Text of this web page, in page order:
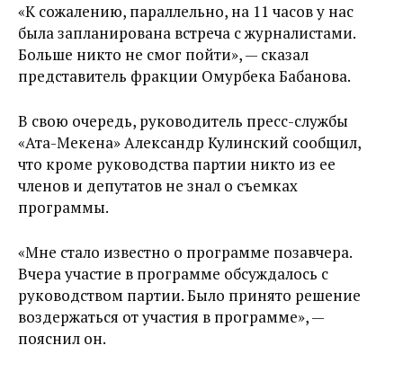
«К сожалению, параллельно, на 11 часов у нас
была запланирована встреча с журналистами.
Больше никто не смог пойти», — сказал
представитель фракции Омурбека Бабанова.
В свою очередь, руководитель пресс-службы
«Ата-Мекена» Александр Кулинский сообщил,
что кроме руководства партии никто из ее
членов и депутатов не знал о съемках
программы.
«Мне стало известно о программе позавчера.
Вчера участие в программе обсуждалось с
руководством партии. Было принято решение
воздержаться от участия в программе», —
пояснил он.